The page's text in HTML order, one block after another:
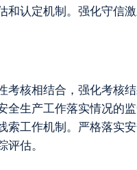
认定机制。强化守信
核相结合，强化考核
生产工作落实情况的
工作机制。严格落实
估。